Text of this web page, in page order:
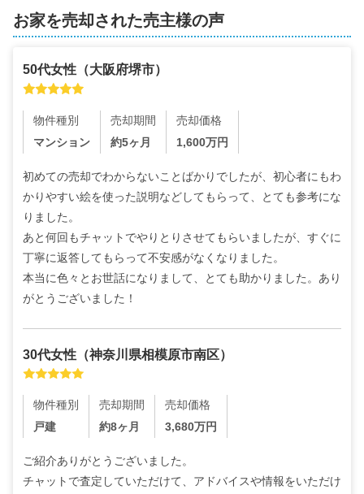
お家を売却された売主様の声
50代女性 （大阪府堺市）
物件種別
マンション
売却期間
約5ヶ月
売却価格
1,600万円
初めての売却でわからないことばかりでしたが、初心者にもわ
かりやすい絵を使った説明などしてもらって、とても参考にな
りました。
あと何回もチャットでやりとりさせてもらいましたが、すぐに
丁寧に返答してもらって不安感がなくなりました。
本当に色々とお世話になりまして、とても助かりました。あり
がとうございました！
30代女性 （神奈川県相模原市南区）
物件種別
戸建
売却期間
約8ヶ月
売却価格
3,680万円
ご紹介ありがとうございました。
チャットで査定していただけて、アドバイスや情報をいただけ